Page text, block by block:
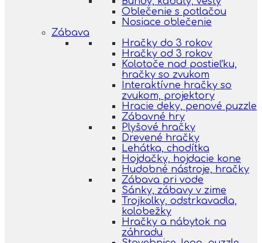
Oblečenie s potlačou
Nosiace oblečenie
Zábava
Hračky do 3 rokov
Hračky od 3 rokov
Kolotoče nad postieľku,
hračky so zvukom
Interaktívne hračky so
zvukom, projektory
Hracie deky, penové puzzle
Zábavné hry
Plyšové hračky
Drevené hračky
Lehátka, chodítka
Hojdačky, hojdacie kone
Hudobné nástroje, hračky
Zábava pri vode
Sánky, zábavy v zime
Trojkolky, odstrkavadla,
kolobežky
Hračky a nábytok na
záhradu